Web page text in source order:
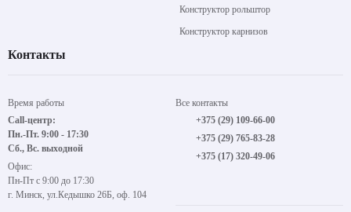
Конструктор рольштор
Конструктор карнизов
Контакты
Время работы
Call-центр:
Пн.-Пт. 9:00 - 17:30
Сб., Вс. выходной
Офис:
Пн-Пт с 9:00 до 17:30
г. Минск, ул.Кедышко 26Б, оф. 104
Все контакты
+375 (29) 109-66-00
+375 (29) 765-83-28
+375 (17) 320-49-06